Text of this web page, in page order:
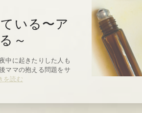
いる〜ア
～
中に起きたりした人も
ママの抱える問題をサ
を読む